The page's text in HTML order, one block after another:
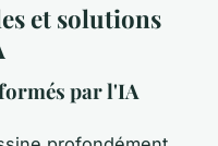
et solutions
par l'IA